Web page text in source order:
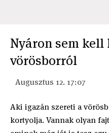
Nyáron sem
vörösborról
Augusztus 12. 17:07
Aki igazán szereti a
kortyolja. Vannak olyan